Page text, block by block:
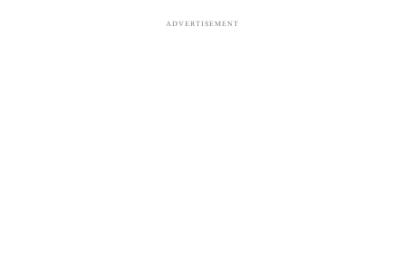
ADVERTISEMENT